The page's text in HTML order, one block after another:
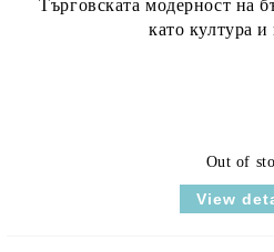
Търговската модерност на
като култура и
Out of
View